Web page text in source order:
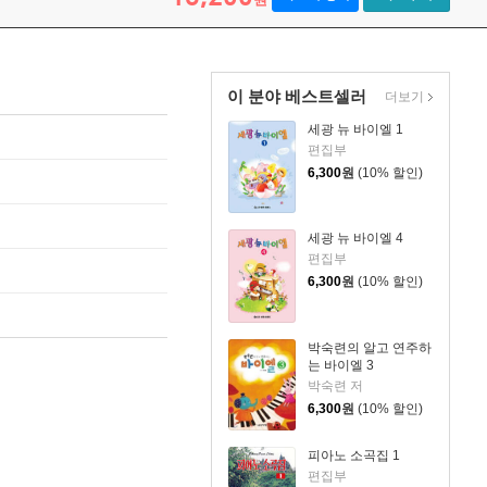
이 분야 베스트셀러
세광 뉴 바이엘 1
편집부
6,300원 (10% 할인)
세광 뉴 바이엘 4
편집부
6,300원 (10% 할인)
박숙련의 알고 연주하
는 바이엘 3
박숙련 저
6,300원 (10% 할인)
피아노 소곡집 1
편집부
더보기